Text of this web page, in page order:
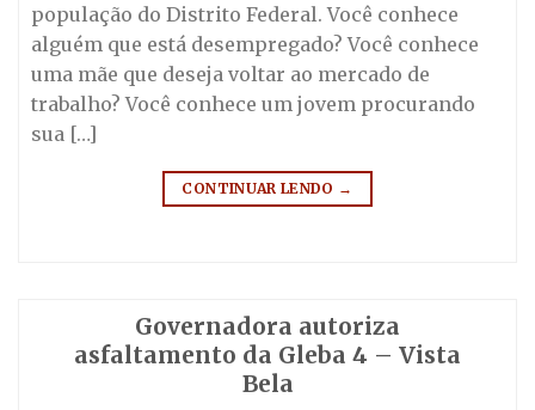
população do Distrito Federal. Você conhece
alguém que está desempregado? Você conhece
uma mãe que deseja voltar ao mercado de
trabalho? Você conhece um jovem procurando
sua […]
CONTINUAR LENDO →
Governadora autoriza
asfaltamento da Gleba 4 – Vista
Bela